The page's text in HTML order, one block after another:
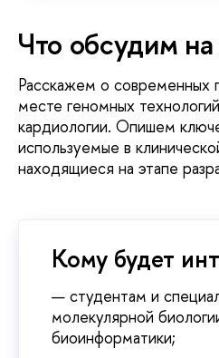
Что обсудим
Расскажем о современных
месте геномных
кардиологии. Опишем
используемые в
находящиеся на этапе
Кому будет
студентам и
молекулярной
иоинформатики;